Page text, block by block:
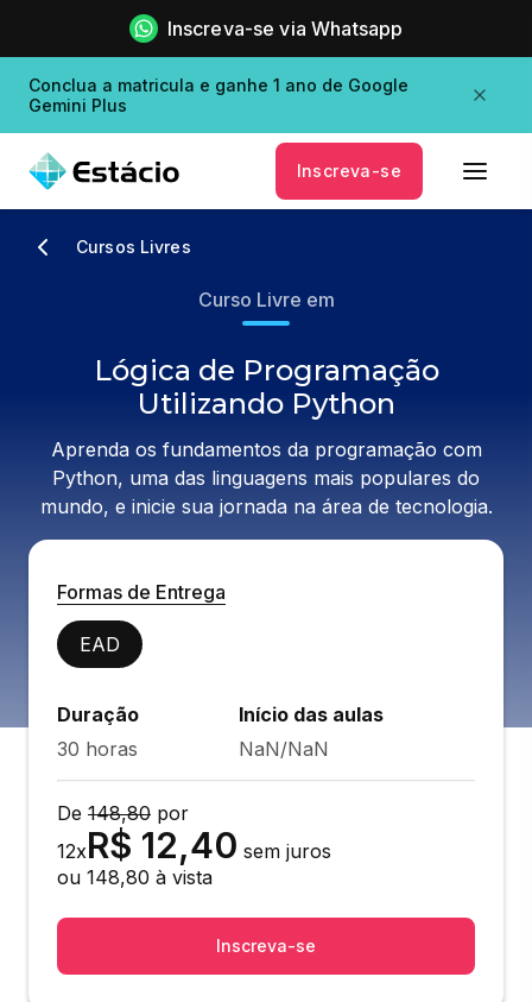
Inscreva-se via Whatsapp
Conclua a matricula e ganhe 1 ano de Google
Gemini Plus
Inscreva-se
Cursos Livres
Curso Livre em
Lógica de Programação
Utilizando Python
Aprenda os fundamentos da programação com
Python, uma das linguagens mais populares do
mundo, e inicie sua jornada na área de tecnologia.
Formas de Entrega
EAD
Duração
30 horas
Início das aulas
NaN/NaN
De 148,80 por
12xR$ 12,40 sem juros
ou 148,80 à vista
Inscreva-se